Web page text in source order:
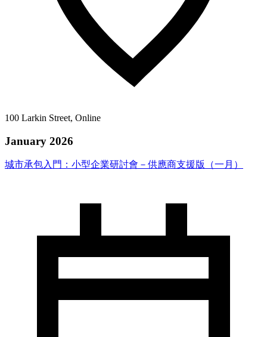
100 Larkin Street, Online
January 2026
城市承包入門：小型企業研討會－供應商支援版（一月）